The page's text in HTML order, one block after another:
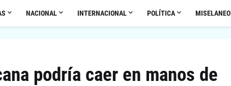
NACIONAL INTERNACIONAL POLÍTICA MISELANEO
podría caer en manos de